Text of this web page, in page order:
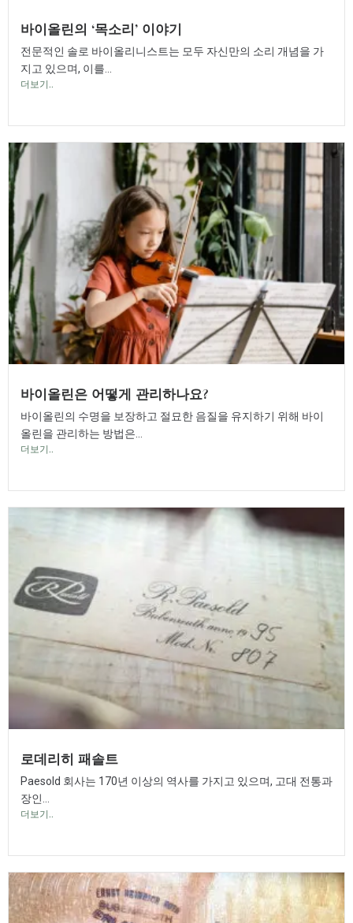
바이올린의 ‘목소리’ 이야기
전문적인 솔로 바이올리니스트는 모두 자신만의 소리 개념을 가
지고 있으며, 이를...
더보기..
바이올린은 어떻게 관리하나요?
바이올린의 수명을 보장하고 절묘한 음질을 유지하기 위해 바이
올린을 관리하는 방법은...
더보기..
로데리히 패솔트
Paesold 회사는 170년 이상의 역사를 가지고 있으며, 고대 전통과
장인...
더보기..